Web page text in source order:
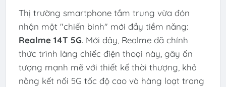
Thị trường smartphone tầm trung vừa đón
nhận một "chiến binh" mới đầy tiềm năng:
Realme 14T 5G. Mới đây, Realme đã chính
thức trình làng chiếc điện thoại này, gây ấn
tượng mạnh mẽ với thiết kế thời thượng, khả
năng kết nối 5G tốc độ cao và hàng loạt trang